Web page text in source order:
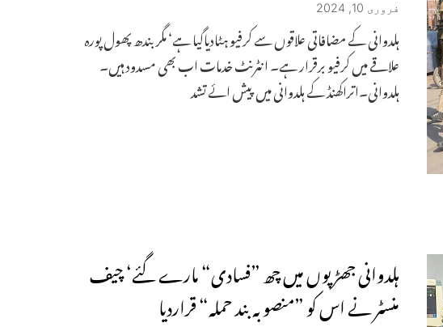
فروری 10, 2024
ہلدوانی کے مضافاتی علاقوں سے کرفیو ہٹادیاگیا ہے‘ مگر بندھ پھول پورہ
علاقے میں کرفیو برقرار ہے۔ انٹرنٹ خدمات اب بھی مسدود ہیں۔
ہلدوانی۔اتراکھنڈ کے ہلدوانی میں پیش ائے تشد
ہلدوانی جھڑپوں میں چھ ”فسادی“ مارے گئے‘ چیف
منسٹر نے اس کو ”منصوبہ بند حملہ“ قراردیا